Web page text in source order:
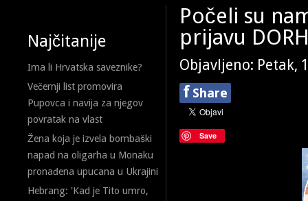
Najčitanije
Ima li Hrvatska saveznike?
Večernji list promovira
Pupovca i navija za njegov
povratak na vlast
Žena koja je izvela bombaški
napad na oligarha u Monaku
pronađena upucana u Ukrajini
Hebrang: 'Kad je Tito umro,
Počeli su
prijavu
Objavljeno: Petak,
f Share
Save